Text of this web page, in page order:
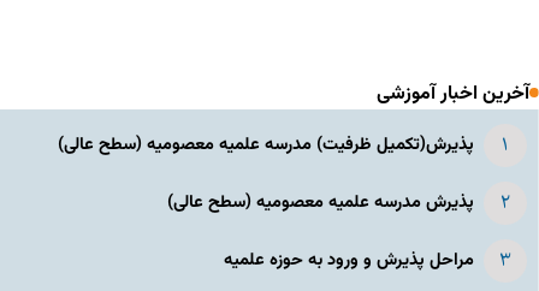
آخرین اخبار آموزشی
پذیرش(تکمیل ظرفیت) مدرسه علمیه معصومیه‌ (سطح عالی)
پذیرش مدرسه علمیه معصومیه‌ (سطح عالی)
مراحل پذیرش و ورود به حوزه علمیه